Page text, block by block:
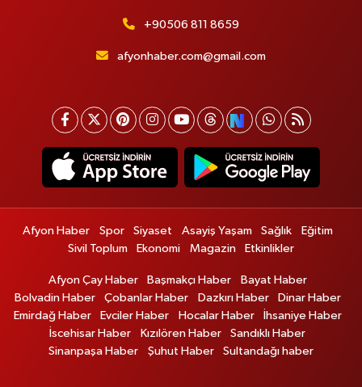
+90506 811 8659
afyonhaber.com@gmail.com
Afyon Haber Spor Siyaset Asayiş Yaşam Sağlık
Eğitim
Sivil Toplum
Ekonomi Magazin Etkinlikler
Afyon Çay Haber Başmakçı Haber
Bayat Haber
Bolvadin Haber
Çobanlar Haber Dazkırı Haber
Dinar Haber
Emirdağ Haber
Evciler Haber Hocalar Haber
İhsaniye Haber
İscehisar Haber
Kızılören Haber
Sandıklı Haber
Sinanpaşa Haber
Şuhut Haber Sultandağı haber